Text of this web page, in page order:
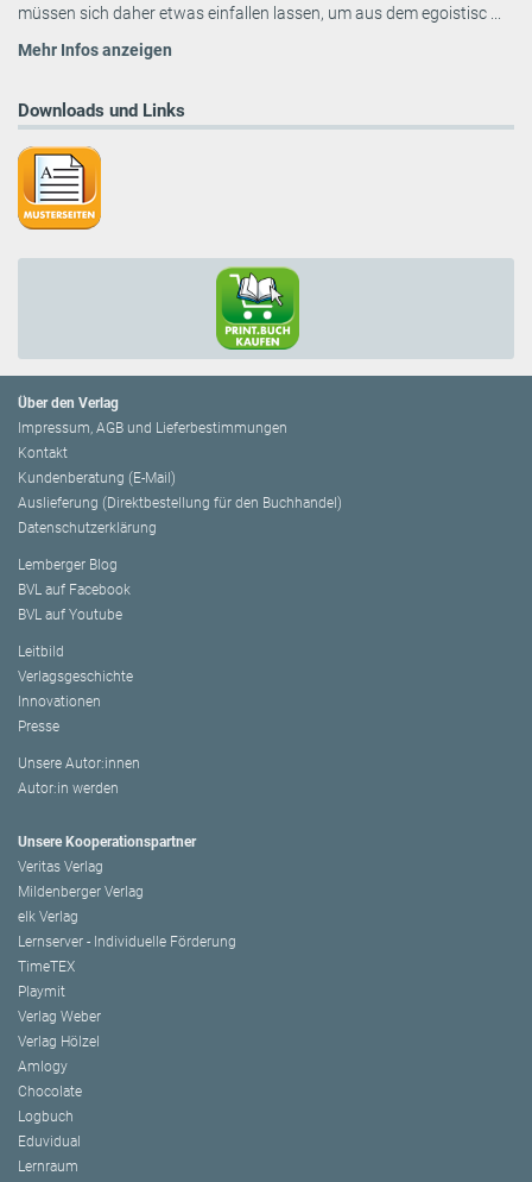
müssen sich daher etwas einfallen lassen, um aus dem egoistisc ...
Mehr Infos anzeigen
Downloads und Links
Über den Verlag
Impressum, AGB und Lieferbestimmungen
Kontakt
Kundenberatung (E-Mail)
Auslieferung (Direktbestellung für den Buchhandel)
Datenschutzerklärung
Lemberger Blog
BVL auf Facebook
BVL auf Youtube
Leitbild
Verlagsgeschichte
Innovationen
Presse
Unsere Autor:innen
Autor:in werden
Unsere Kooperationspartner
Veritas Verlag
Mildenberger Verlag
elk Verlag
Lernserver - Individuelle Förderung
TimeTEX
Playmit
Verlag Weber
Verlag Hölzel
Amlogy
Chocolate
Logbuch
Eduvidual
Lernraum